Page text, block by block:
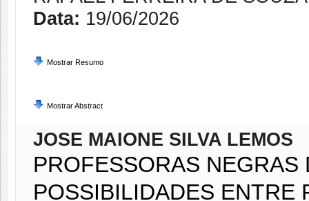
Data: 19/06/2026
Mostrar Resumo
Mostrar Abstract
JOSE MAIONE SILVA LEMOS
PROFESSORAS
POSSIBILIDADES ENTRE